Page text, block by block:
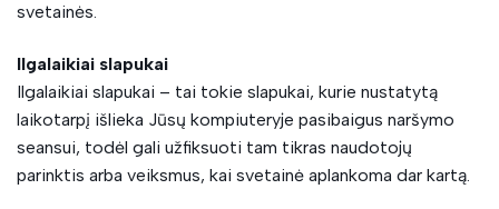
svetainės.
Ilgalaikiai slapukai
Ilgalaikiai slapukai – tai tokie slapukai, kurie nustatytą
laikotarpį išlieka Jūsų kompiuteryje pasibaigus naršymo
seansui, todėl gali užfiksuoti tam tikras naudotojų
parinktis arba veiksmus, kai svetainė aplankoma dar kartą.